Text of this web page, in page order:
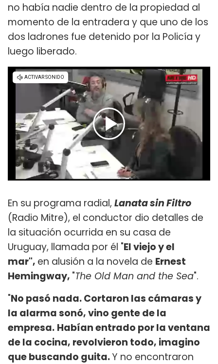
no había nadie dentro de la propiedad al
momento de la entradera y que uno de los
dos ladrones fue detenido por la Policía y
luego liberado.
En su programa radial, Lanata sin Filtro
(Radio Mitre), el conductor dio detalles de
la situación ocurrida en su casa de
Uruguay, llamada por él "El viejo y el
mar", en alusión a la novela de Ernest
Hemingway, "The Old Man and the Sea".
"No pasó nada. Cortaron las cámaras y
la alarma sonó, vino gente de la
empresa. Habían entrado por la ventana
de la cocina, revolvieron todo, imagino
que buscando guita.Y no encontraron